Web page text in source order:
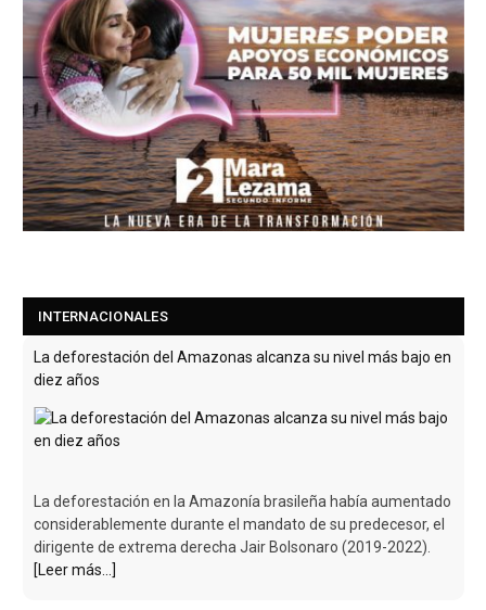
INTERNACIONALES
La deforestación del Amazonas alcanza su nivel más bajo en
diez años
La deforestación en la Amazonía brasileña había aumentado
considerablemente durante el mandato de su predecesor, el
dirigente de extrema derecha Jair Bolsonaro (2019-2022).
[Leer más...]